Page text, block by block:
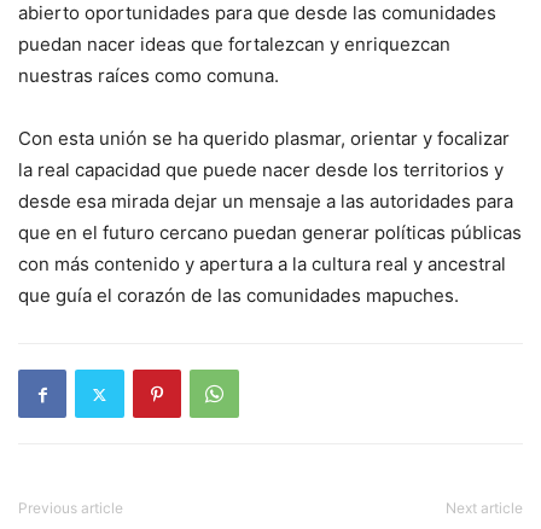
abierto oportunidades para que desde las comunidades
puedan nacer ideas que fortalezcan y enriquezcan
nuestras raíces como comuna.
Con esta unión se ha querido plasmar, orientar y focalizar
la real capacidad que puede nacer desde los territorios y
desde esa mirada dejar un mensaje a las autoridades para
que en el futuro cercano puedan generar políticas públicas
con más contenido y apertura a la cultura real y ancestral
que guía el corazón de las comunidades mapuches.
Previous article Next article